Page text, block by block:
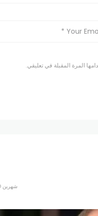
المرة المقبلة في تعليقي.
شهرين AGO